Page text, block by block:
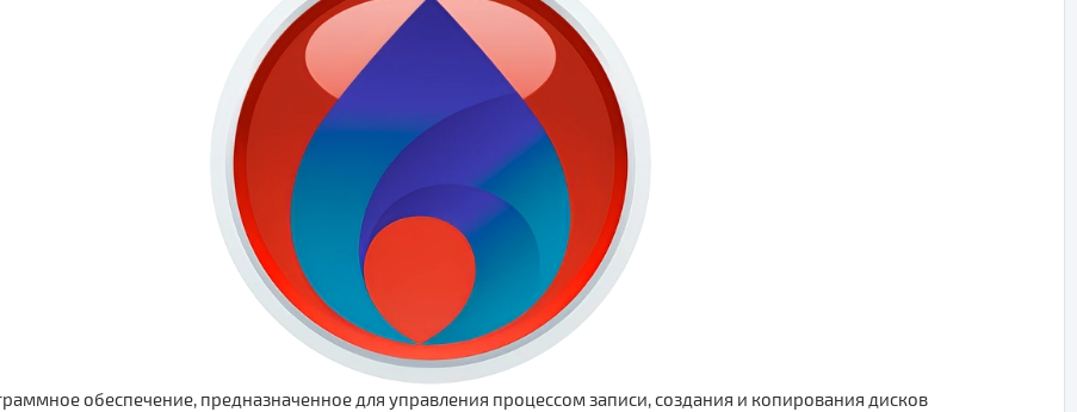
обеспечение, предназначенное для управления процессом записи, создания и копирования дисков